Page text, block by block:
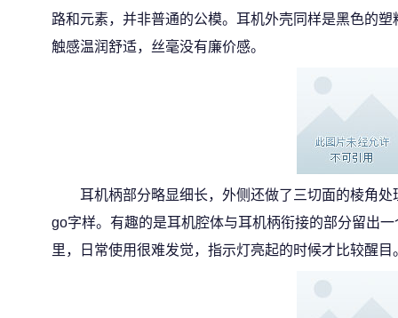
路和元素，并非普通的公模。耳机外壳同样是黑色的
触感温润舒适，丝毫没有廉价感。
耳机柄部分略显细长，外侧还做了三切面的棱角
go字样。有趣的是耳机腔体与耳机柄衔接的部分留出
里，日常使用很难发觉，指示灯亮起的时候才比较醒目